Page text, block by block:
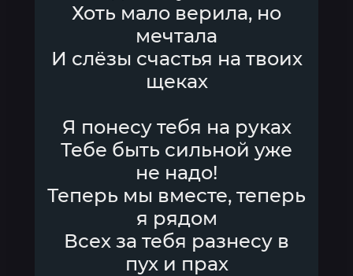
Хоть мало верила, но
мечтала
И слёзы счастья на твоих
щеках
Я понесу тебя на руках
Тебе быть сильной уже
не надо!
Теперь мы вместе, теперь
я рядом
Всех за тебя разнесу в
пух и прах